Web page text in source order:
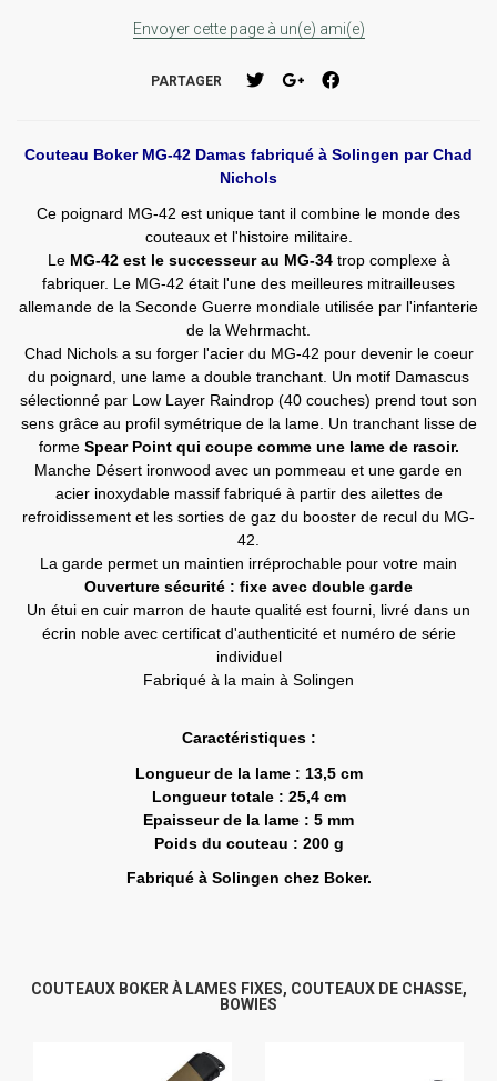
Envoyer cette page à un(e) ami(e)
PARTAGER
Couteau Boker MG-42 Damas fabriqué à Solingen par Chad
Nichols
Ce poignard MG-42 est unique tant il combine le monde des
couteaux et l'histoire militaire.
LeMG-42 est le successeur au MG-34trop complexe à
fabriquer. Le MG-42 était l'une des meilleures mitrailleuses
allemande de la Seconde Guerre mondiale utilisée par l'infanterie
de la Wehrmacht.
Chad Nichols a su forger l'acier du MG-42 pour devenir le coeur
du poignard, une lame a double tranchant. Un motif Damascus
sélectionné par Low Layer Raindrop (40 couches) prend tout son
sens grâce au profil symétrique de la lame. Un tranchant lisse de
forme Spear Point qui coupe comme une lame de rasoir.
Manche Désert ironwood avec un pommeau et une garde en
acier inoxydable massif fabriqué à partir des ailettes de
refroidissement et les sorties de gaz du booster de recul du MG-
42.
La garde permet un maintien irréprochable pour votre main
Ouverture sécurité : fixe avec double garde
Un étui en cuir marron de haute qualité est fourni, livré dans un
écrin noble avec certificat d'authenticité et numéro de série
individuel
Fabriqué à la main à Solingen
Caractéristiques :
Longueur de la lame : 13,5 cm
Longueur totale : 25,4 cm
Epaisseur de la lame : 5 mm
Poids du couteau : 200 g
Fabriqué à Solingen chez Boker.
COUTEAUX BOKER À LAMES FIXES, COUTEAUX DE CHASSE,
BOWIES